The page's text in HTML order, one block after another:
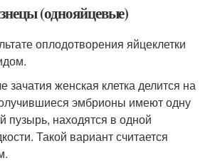
(однояйцевые)
оплодотворения яйцеклетки
зачатия женская клетка делится на
эмбрионы имеют одну
пузырь, находятся в одной
Такой вариант считается